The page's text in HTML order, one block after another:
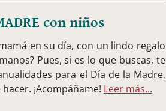
con niños
en su día, con un lindo regalo
Pues, si es lo que buscas, te
para el Día de la Madre,
¡Acompáñame! Leer más...